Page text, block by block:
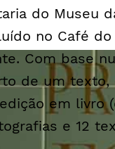
do Museu
no Café
Com base
de um texto,
em livro
e 12